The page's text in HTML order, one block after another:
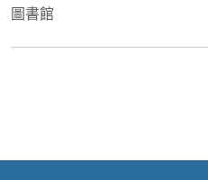
圖書館